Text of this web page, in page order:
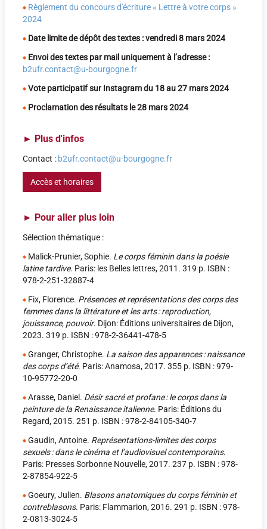
Règlement du concours d'écriture « Lettre à votre corps »
2024
Date limite de dépôt des textes : vendredi 8 mars 2024
Envoi des textes par mail uniquement à l’adresse :
b2ufr.contact@u-bourgogne.fr
Vote participatif sur Instagram du 18 au 27 mars 2024
Proclamation des résultats le 28 mars 2024
► Plus d'infos
Contact : b2ufr.contact@u-bourgogne.fr
Accès et horaires
► Pour aller plus loin
Sélection thématique :
Malick-Prunier, Sophie. Le corps féminin dans la poésie
latine tardive. Paris: les Belles lettres, 2011. 319 p. ISBN :
978-2-251-32887-4
Fix, Florence. Présences et représentations des corps des
femmes dans la littérature et les arts : reproduction,
jouissance, pouvoir. Dijon: Éditions universitaires de Dijon,
2023. 319 p. ISBN : 978-2-36441-478-5
Granger, Christophe. La saison des apparences : naissance
des corps d’été. Paris: Anamosa, 2017. 355 p. ISBN : 979-
10-95772-20-0
Arasse, Daniel. Désir sacré et profane : le corps dans la
peinture de la Renaissance italienne. Paris: Éditions du
Regard, 2015. 251 p. ISBN : 978-2-84105-340-7
Gaudin, Antoine. Représentations-limites des corps
sexuels : dans le cinéma et l’audiovisuel contemporains.
Paris: Presses Sorbonne Nouvelle, 2017. 237 p. ISBN : 978-
2-87854-922-5
Goeury, Julien. Blasons anatomiques du corps féminin et
contreblasons. Paris: Flammarion, 2016. 291 p. ISBN : 978-
2-0813-3024-5